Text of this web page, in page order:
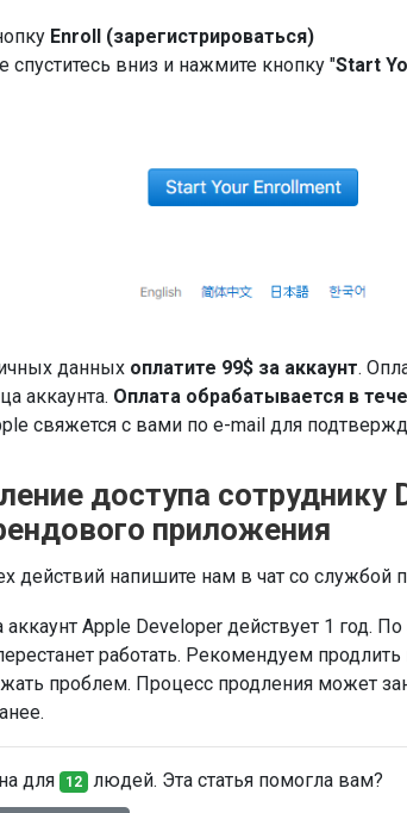
Enroll (зарегистрироваться)
вниз и нажмите кнопку "Start
данных оплатите 99$ за аккаунт.
аккаунта. Оплата обрабатывается в
свяжется с вами по e-mail для
доступа сотруднику
приложения
действий напишите нам в чат со службой
аккаунт Apple Developer действует 1 год.
работать. Рекомендуем
проблем. Процесс продления может
для 12 людей. Эта статья помогла вам?